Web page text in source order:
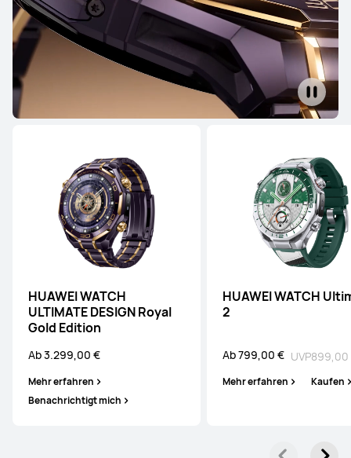
HUAWEI WATCH
ULTIMATE DESIGN Royal
Gold Edition
Ab 3.299,00 €
Mehr erfahren
Benachrichtigt mich
HUAWEI WATCH
2
Ab 799,00 € UVP899,00
Mehr erfahren Kaufen